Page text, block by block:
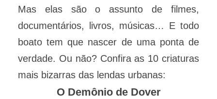
Mas elas são o assunto de filmes,
documentários, livros, músicas… E todo
boato tem que nascer de uma ponta de
verdade. Ou não? Confira as 10 criaturas
mais bizarras das lendas urbanas:
O Demônio de Dover